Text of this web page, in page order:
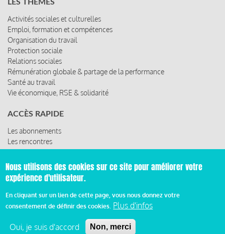
LES THÈMES
Activités sociales et culturelles
Emploi, formation et compétences
Organisation du travail
Protection sociale
Relations sociales
Rémunération globale & partage de la performance
Santé au travail
Vie économique, RSE & solidarité
ACCÈS RAPIDE
Les abonnements
Les ressources
© 2019 Miroir Social - Réalisé parCafffeine
Nous utilisons des cookies sur ce site pour améliorer votre
expérience d'utilisateur.
En cliquant sur un lien de cette page, vous nous donnez votre
consentement de définir des cookies. Plus d'infos
Oui, je suis d'accord Non, merci